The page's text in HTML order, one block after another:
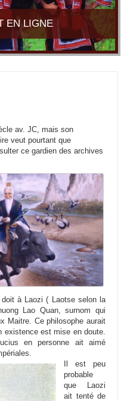
EN LIGNE
av. JC, mais son
veut pourtant que
ce gardien des archives
à Laozi ( Laotse selon la
Lao Quan, surnom qui
Maitre. Ce philosophe aurait
est mise en doute.
en personne ait aimé
Il est peu
probable
que Laozi
ait tenté de